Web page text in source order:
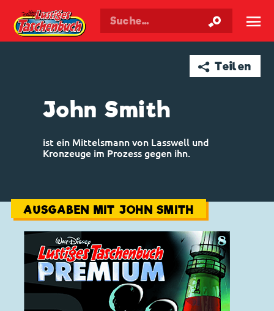
Walt Disneys Taschenbuch ☰
➦ Teilen
John Smith
ist ein Mittelsmann von Lasswell und
Kronzeuge im Prozess gegen ihn.
AUSGABEN MIT JOHN SMITH